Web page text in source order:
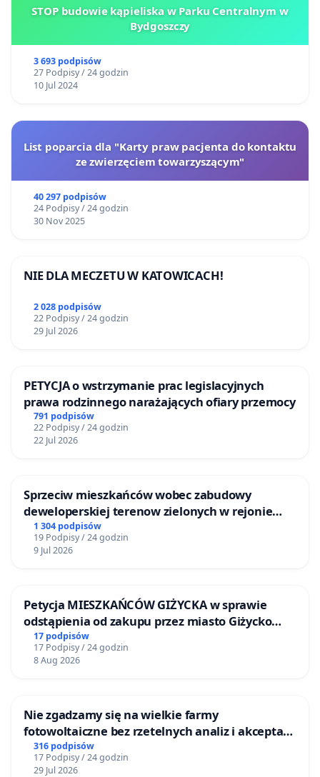
STOP budowie kąpieliska w Parku Centralnym w
Bydgoszczy
3 693 podpisów
27 Podpisy / 24 godzin
10 Jul 2024
List poparcia dla "Karty praw pacjenta do kontaktu
ze zwierzęciem towarzyszącym"
40 297 podpisów
24 Podpisy / 24 godzin
30 Nov 2025
NIE DLA MECZETU W KATOWICACH!
2 028 podpisów
22 Podpisy / 24 godzin
29 Jul 2026
PETYCJA o wstrzymanie prac legislacyjnych
prawa rodzinnego narażających ofiary przemocy
791 podpisów
22 Podpisy / 24 godzin
22 Jul 2026
Sprzeciw mieszkańców wobec zabudowy
deweloperskiej terenow zielonych w rejonie
Bulwarów Straceńskich w Bielsku-Białej
1 304 podpisów
19 Podpisy / 24 godzin
9 Jul 2026
Petycja MIESZKAŃCÓW GIŻYCKA w sprawie
odstąpienia od zakupu przez miasto Giżycko
nieruchomości położonej nad jeziorem Niegocin
17 podpisów
17 Podpisy / 24 godzin
8 Aug 2026
Nie zgadzamy się na wielkie farmy
fotowoltaiczne bez rzetelnych analiz i akceptacji
mieszkańców
316 podpisów
17 Podpisy / 24 godzin
29 Jul 2026